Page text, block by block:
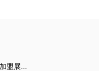
盟展...